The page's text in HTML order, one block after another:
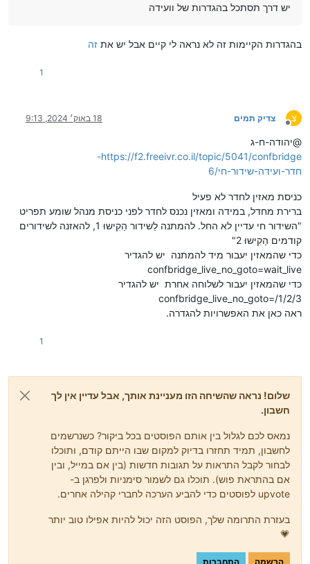
יש דרך תסתכל בהגדרות של וועידה
בהגדרות הקיימות זה לא נראה לי קיים אבל יש את זה
1
צ
מנותק
צדיק תמים 18 באוק׳ 2024, 9:13
@יהודה-ח-ג
https://f2.freeivr.co.il/topic/5041/confbridge-
חדר-ועידה-שידור-חי/6
כניסת מאזין לחדר לא פעיל
ברירת מחדל, במידה ומאזין נכנס לחדר לפני כניסת מנהל שומע תפריט
"השידור חי עדיין לא החל. להמתנה לַשידור הַקִישוּ 1, להאזנה לשידורים
קודמים הַקִישוּ 2"
כדי שהמאזין יעבור מיד להמתנה יש להגדיר
confbridge_live_no_goto=wait_live
כדי שהמאזין יעבור לשלוחה אחרת יש להגדיר
confbridge_live_no_goto=/1/2/3
ראה כאן את האפשרויות להגדרה.
1
שלום! נראה שהשיחה הזו מעניינת אותך, אבל עדיין אין לך
חשבון.
נמאס לכם לגלול בין אותם הפוסטים בכל ביקור? כשנרשמים
לחשבון, תמיד תחזרו בדיוק למקום שבו הייתם קודם, ותוכלו
לבחור לקבל התראות על תגובות חדשות (בין אם במייל, ובין
אם בהתראת פוש). תוכלו גם לשמור סימניות ולפרגן ב-
upvote לפוסטים כדי להביע הערכה לחברי קהילה אחרים.
בעזרת התרומה שלך, הפוסט הזה יכול להיות אפילו טוב יותר
💗
הרשמה התחברות